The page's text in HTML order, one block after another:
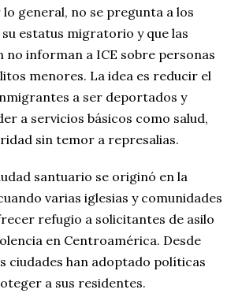
general, no se pregunta a los
estatus migratorio y que las
no informan a ICE sobre personas
menores. La idea es reducir el
a ser deportados y
a servicios básicos como salud,
sin temor a represalias.
santuario se originó en la
varias iglesias y comunidades
refugio a solicitantes de asilo
en Centroamérica. Desde
ciudades han adoptado políticas
a sus residentes.